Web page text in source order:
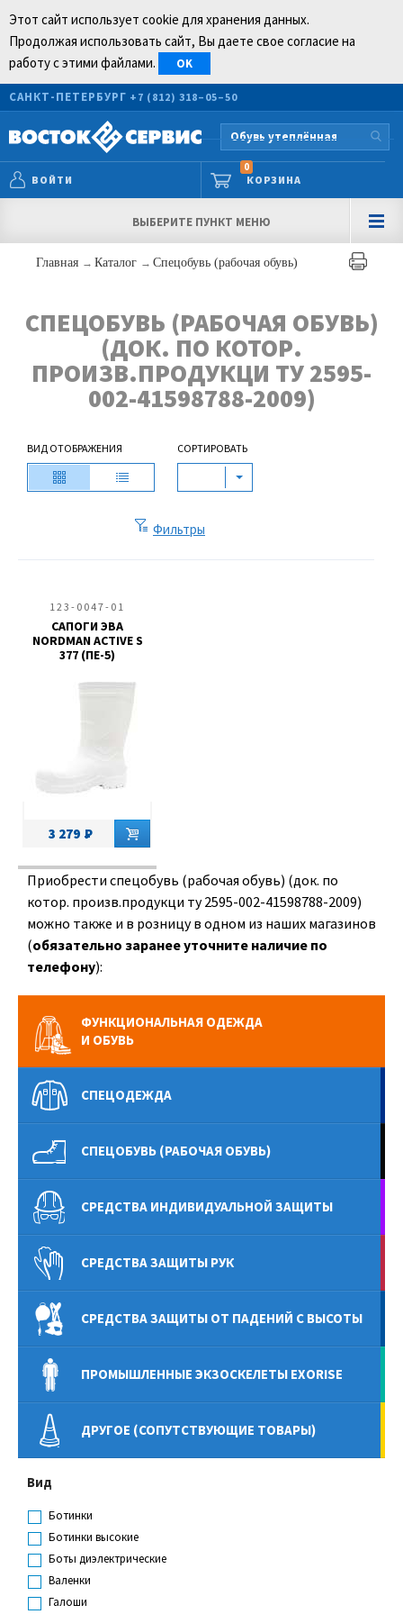
Этот сайт использует cookie для хранения данных.
Продолжая использовать сайт, Вы даете свое согласие на
работу с этими файлами.
OK
САНКТ-ПЕТЕРБУРГ +7 (812) 318–05–50
ВОЙТИ КОРЗИНА
0
ВЫБЕРИТЕ ПУНКТ МЕНЮ
Главная → Каталог → Спецобувь (рабочая обувь)
СПЕЦОБУВЬ (РАБОЧАЯ ОБУВЬ)
(ДОК. ПО КОТОР.
ПРОИЗВ.ПРОДУКЦИ ТУ 2595-
002-41598788-2009)
ВИД ОТОБРАЖЕНИЯ СОРТИРОВАТЬ
Фильтры
123-0047-01
САПОГИ ЭВА
NORDMAN ACTIVE S
377 (ПЕ-5)
3 279
Приобрести спецобувь (рабочая обувь) (док. по
котор. произв.продукци ту 2595-002-41598788-2009)
можно также и в розницу в одном из наших магазинов
(обязательно заранее уточните наличие по
телефону):
ФУНКЦИОНАЛЬНАЯ ОДЕЖДА
И ОБУВЬ
СПЕЦОДЕЖДА
СПЕЦОБУВЬ (РАБОЧАЯ ОБУВЬ)
СРЕДСТВА ИНДИВИДУАЛЬНОЙ ЗАЩИТЫ
СРЕДСТВА ЗАЩИТЫ РУК
СРЕДСТВА ЗАЩИТЫ ОТ ПАДЕНИЙ С ВЫСОТЫ
ПРОМЫШЛЕННЫЕ ЭКЗОСКЕЛЕТЫ EXORISE
ДРУГОЕ (СОПУТСТВУЮЩИЕ ТОВАРЫ)
Вид
Ботинки
Ботинки высокие
Боты диэлектрические
Валенки
Галоши